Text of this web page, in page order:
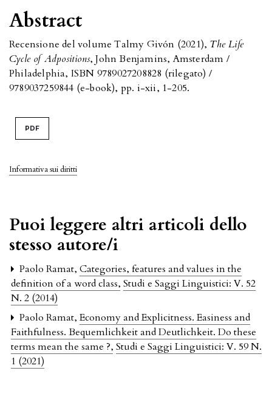
Informativa sui diritti
Abstract
Recensione del volume Talmy Givón (2021), The Life
Cycle of Adpositions, John Benjamins, Amsterdam /
Philadelphia, ISBN 9789027208828 (rilegato) /
9789037259844 (e-book), pp. i-xii, 1-205.
PDF
Puoi leggere altri articoli dello
stesso autore/i
Paolo Ramat, Categories, features and values in the
definition of a word class, Studi e Saggi Linguistici: V. 52
N. 2 (2014)
Paolo Ramat,Economy and Explicitness. Easiness and
Faithfulness. Bequemlichkeit and Deutlichkeit. Do these
terms mean the same ?, Studi e Saggi Linguistici: V. 59 N.
1 (2021)